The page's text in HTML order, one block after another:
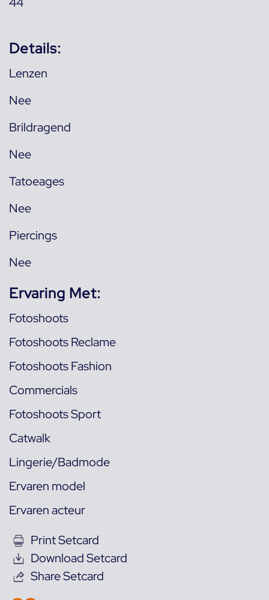
Details:
Lenzen
Nee
Brildragend
Nee
Tatoeages
Nee
Piercings
Nee
Ervaring Met:
Fotoshoots
Fotoshoots Reclame
Fotoshoots Fashion
Commercials
Fotoshoots Sport
Catwalk
Lingerie/Badmode
Ervaren model
Ervaren acteur
Print Setcard
Download Setcard
Share Setcard